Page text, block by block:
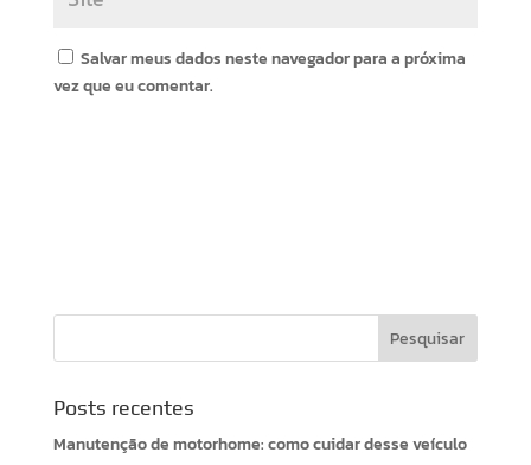
Salvar meus dados neste navegador para a próxima
vez que eu comentar.
Posts recentes
Manutenção de motorhome: como cuidar desse veículo